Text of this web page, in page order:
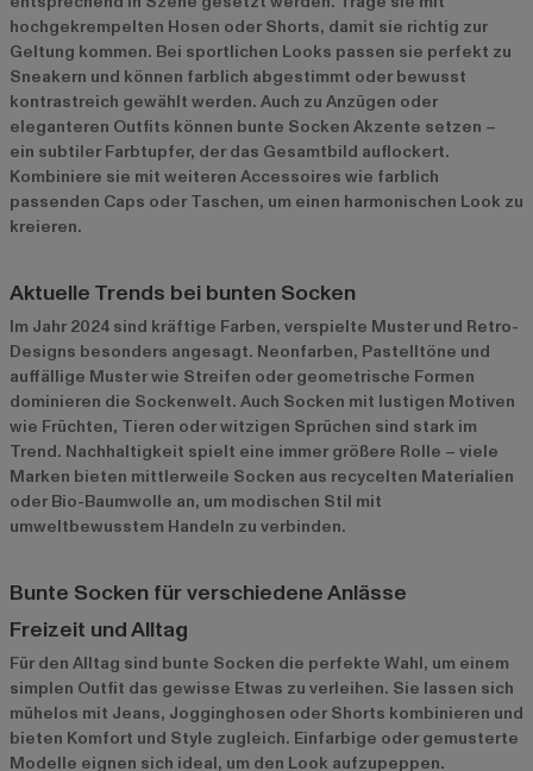
hochgekrempelten Hosen oder Shorts, damit sie richtig zur
Geltung kommen. Bei sportlichen Looks passen sie perfekt zu
Sneakern und können farblich abgestimmt oder bewusst
kontrastreich gewählt werden. Auch zu Anzügen oder
eleganteren Outfits können bunte Socken Akzente setzen –
ein subtiler Farbtupfer, der das Gesamtbild auflockert.
Kombiniere sie mit weiteren Accessoires wie farblich
passenden Caps oder Taschen, um einen harmonischen Look zu
kreieren.
Aktuelle Trends bei bunten Socken
Im Jahr 2024 sind kräftige Farben, verspielte Muster und Retro-
Designs besonders angesagt. Neonfarben, Pastelltöne und
auffällige Muster wie Streifen oder geometrische Formen
dominieren die Sockenwelt. Auch Socken mit lustigen Motiven
wie Früchten, Tieren oder witzigen Sprüchen sind stark im
Trend. Nachhaltigkeit spielt eine immer größere Rolle – viele
Marken bieten mittlerweile Socken aus recycelten Materialien
oder Bio-Baumwolle an, um modischen Stil mit
umweltbewusstem Handeln zu verbinden.
Bunte Socken für verschiedene Anlässe
Freizeit und Alltag
Für den Alltag sind bunte Socken die perfekte Wahl, um einem
simplen Outfit das gewisse Etwas zu verleihen. Sie lassen sich
mühelos mit Jeans, Jogginghosen oder Shorts kombinieren und
bieten Komfort und Style zugleich. Einfarbige oder gemusterte
Modelle eignen sich ideal, um den Look aufzupeppen.